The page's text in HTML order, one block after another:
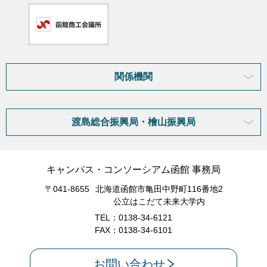
関係機関
渡島総合振興局・檜山振興局
キャンパス・コンソーシアム函館 事務局
〒041-8655
北海道函館市亀田中野町116番地2
公立はこだて未来大学内
TEL：0138-34-6121
FAX：0138-34-6101
お問い合わせ